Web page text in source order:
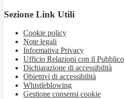
Sezione Link Utili
Cookie policy
Note legali
Informativa Privacy
Ufficio Relazioni con il Pubblico
Dichiarazione di accessibilità
Obiettivi di accessibilità
Whistleblowing
Gestione consensi cookie